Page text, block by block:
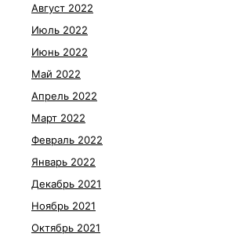
Август 2022
Июль 2022
Июнь 2022
Май 2022
Апрель 2022
Март 2022
Февраль 2022
Январь 2022
Декабрь 2021
Ноябрь 2021
Октябрь 2021